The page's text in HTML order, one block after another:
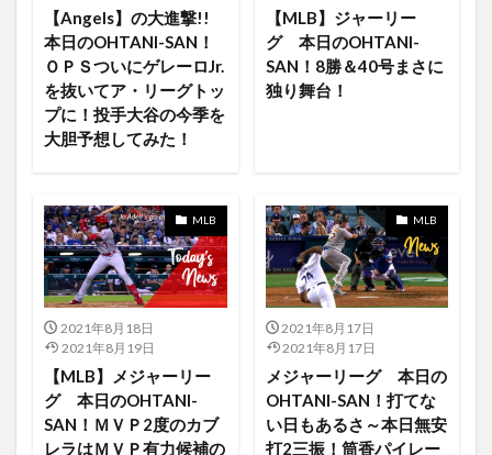
JAWS
Island In the Sun
iTunes
iTunesギフトカード
J-POP
Jack Mayfield
japan
japan PopCulture
japanese
Jo Adell
jujutukaisen
July June
Isaac Asimov
iPhone13ProMax
jyujyutukaisen iPad8
IOS
ios 13
ios14 iOS15
ipad
iPad Macbook iPod touch
iPad OS15
iPad Pro
iPad Pro12.9インチ
iPhone13Pro
iPadmini
iPadOS14 iPadPro
iPadタブレット
iPad第8世代iPad第4世代
iPhne13
iPhone
【Angels】の大進撃!!
本日のOHTANI-SAN！
ＯＰＳついにゲレーロJr.
を抜いてア・リーグトッ
プに！投手大谷の今季を
大胆予想してみた！
【MLB】ジャーリー
グ 本日のOHTANI-
SAN！8勝＆40号まさに
独り舞台！
MLB
2021年8月18日
2021年8月19日
【MLB】メジャーリー
グ 本日のOHTANI-
SAN！ＭＶＰ2度のカブ
レラはＭＶＰ有力候補の
MLB
2021年8月17日
2021年8月17日
メジャーリーグ 本日の
OHTANI-SAN！打てな
い日もあるさ～本日無安
打2三振！筒香パイレー